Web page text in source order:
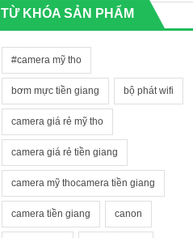
TỪ KHÓA SẢN PHẨM
#camera mỹ tho
bơm mực tiền giang bộ phát wifi
camera giá rẻ mỹ tho
camera giá rẻ tiền giang
camera mỹ thocamera tiền giang
camera tiền giang canon